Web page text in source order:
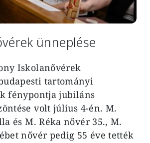
ünneplése
Iskolanővérek
tartományi
fénypontja jubiláns
volt július 4-én. M.
és M. Réka nővér 35., M.
nővér pedig 55 éve tették